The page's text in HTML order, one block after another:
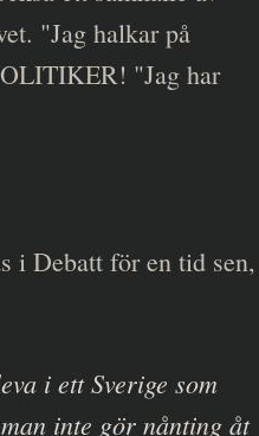
"Jag halkar på
"Jag har
i Debatt för en tid sen,
i ett Sverige som
inte gör nånting åt